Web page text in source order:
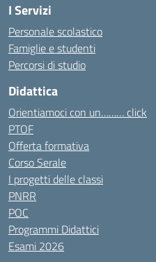
I Servizi
Personale scolastico
Famiglie e studenti
Percorsi di studio
Didattica
Orientiamoci con un……… click
PTOF
Offerta formativa
Corso Serale
I progetti delle classi
PNRR
POC
Programmi Didattici
Esami 2026